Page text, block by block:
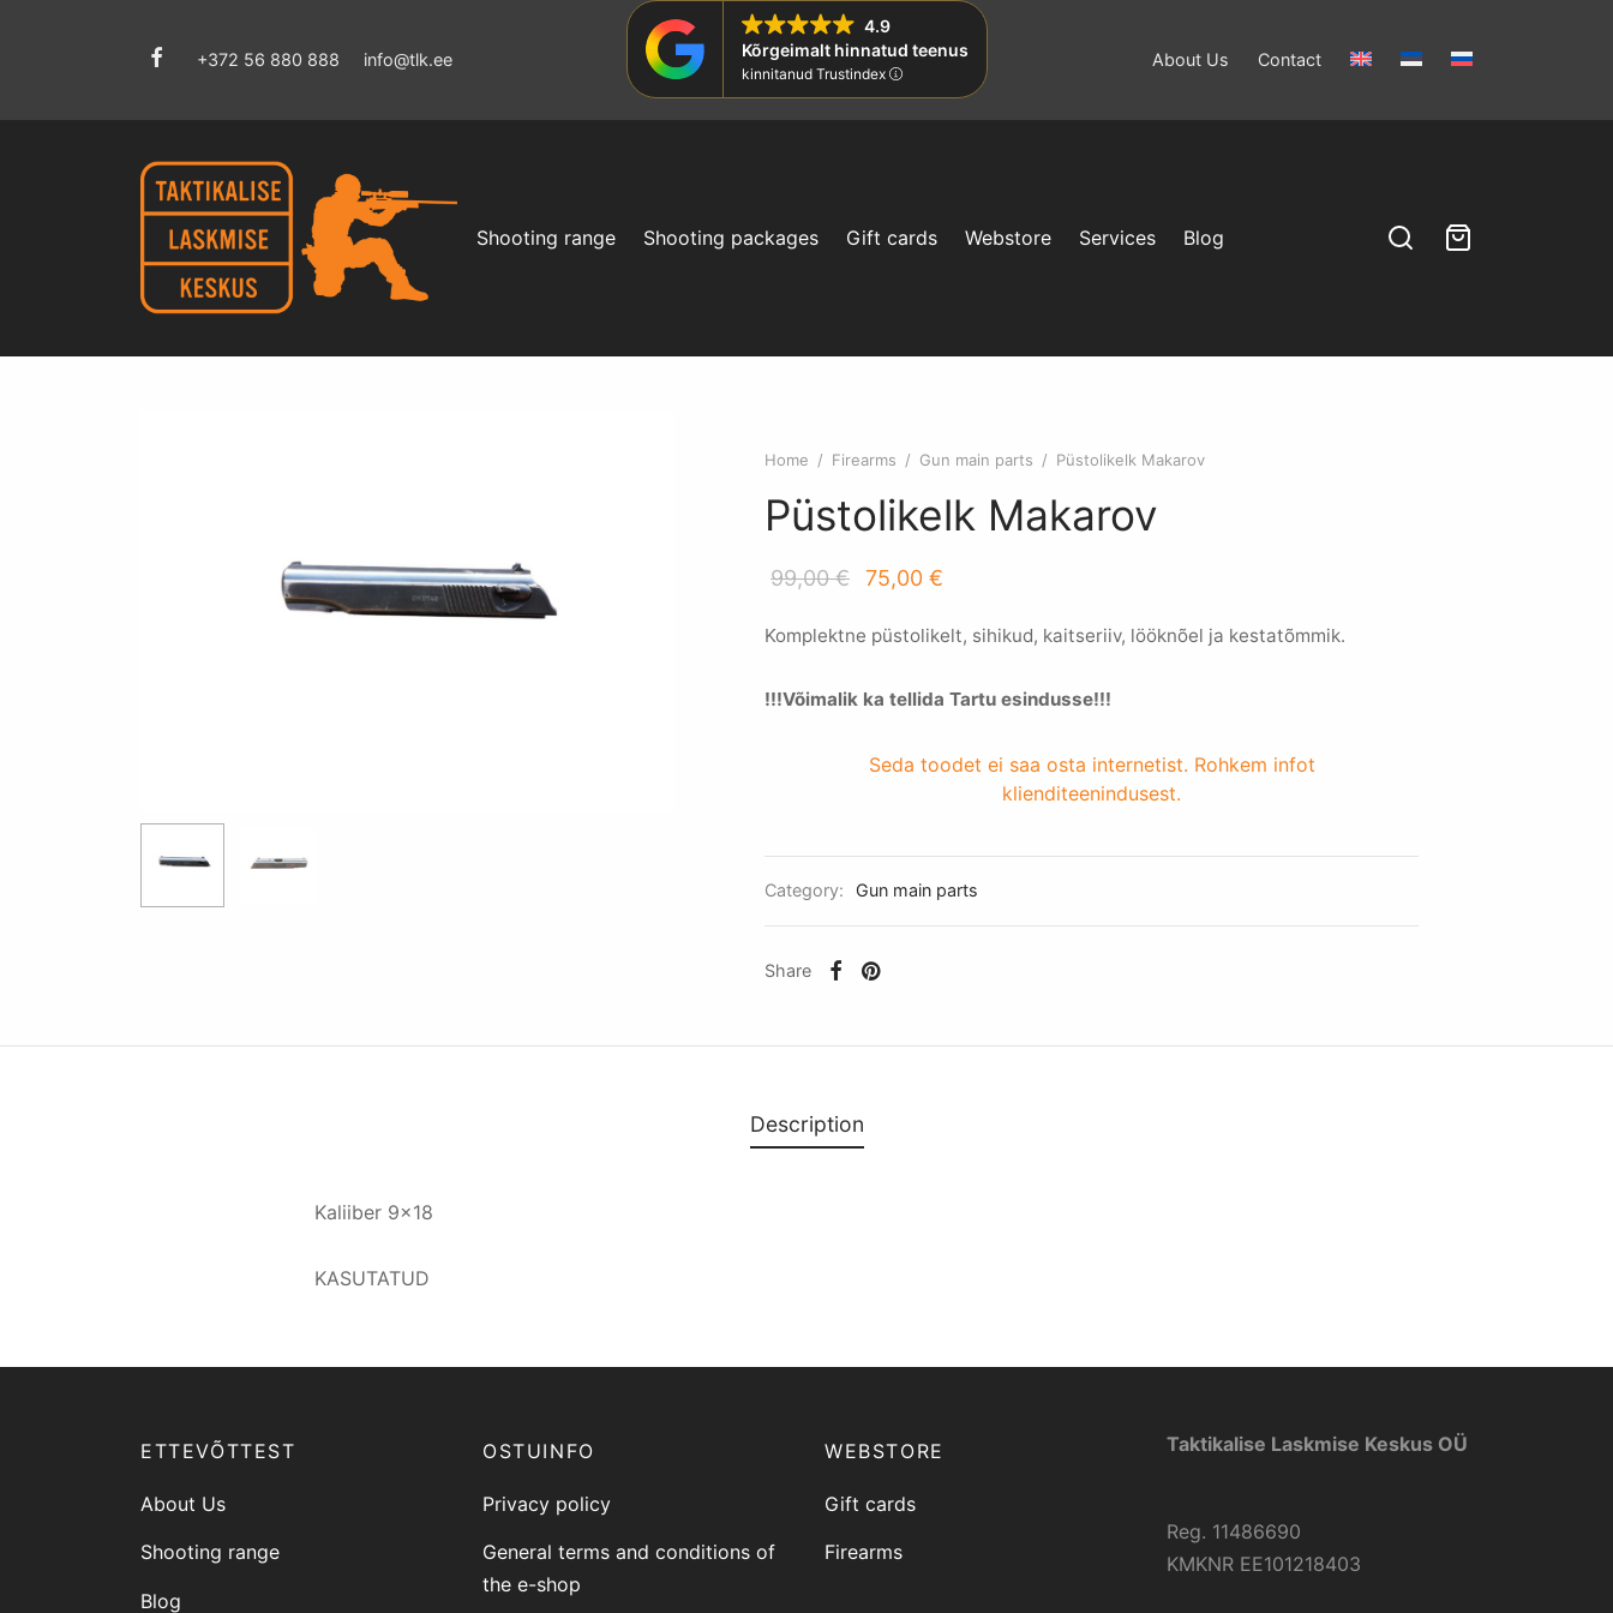
+372 56 880 888 info@tlk.ee
4.9
Kõrgeimalt hinnatud teenus
kinnitanud Trustindex
About Us Contact
Shooting range Shooting packages Gift cards Webstore Services Blog
Home / Firearms / Gun main parts / Püstolikelk Makarov
Püstolikelk Makarov
99,00€
Original
was:
75,00 €
75,00 €.
Komplektne püstolikelt, sihikud, kaitseriiv, lööknõel ja kestatõmmik.
!!!Võimalik ka tellida Tartu esindusse!!!
Seda toodet ei saa osta internetist. Rohkem infot
klienditeenindusest.
Category: Gun main parts
Share
Description
Kaliiber 9×18
KASUTATUD
ETTEVÕTTEST
About Us
Shooting range
Blog
OSTUINFO
Privacy policy
General terms and conditions of
the e-shop
WEBSTORE
Gift cards
Firearms
Taktikalise Laskmise Keskus OÜ
Reg. 11486690
KMKNR EE101218403